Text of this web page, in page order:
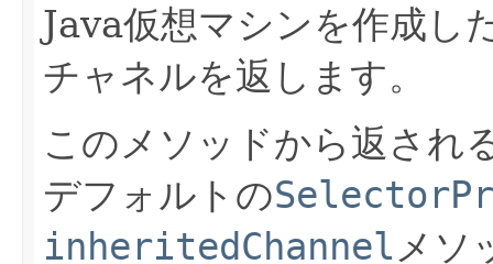
Java仮想マシンを作成し
チャネルを返します。
このメソッドから返され
デフォルトの
inheritedChannel メソ